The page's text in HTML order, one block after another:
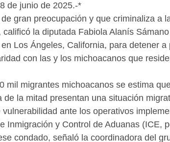
de junio de 2025.-*
gran preocupación y que criminaliza a
calificó la diputada Fabiola Alanís
Los Ángeles, California, para detener
con las y los michoacanos que
mil migrantes michoacanos se estima
de la mitad presentan una situación
vulnerabilidad ante los operativos
Inmigración y Control de Aduanas (ICE,
condado, señaló la coordinadora del